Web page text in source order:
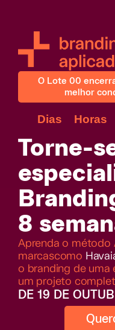
O Lote 00
melhor
Dias Horas
Torne-
8
Aprenda o método
marcascomo
o branding de uma
um projeto
DE 19 DE